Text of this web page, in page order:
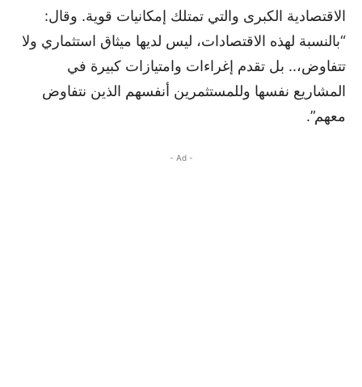
الاقتصادية الكبرى والتي تمتلك إمكانيات قوية. وقال:
“بالنسبة لهذه الاقتصادات، ليس لديها ميثاق استثماري ولا
تتفاوض،.. بل تقدم إغراءات وامتيازات كبيرة في
المشاريع نفسها وللمستثمرين أنفسهم الذين نتفاوض
معهم”.
- Ad -